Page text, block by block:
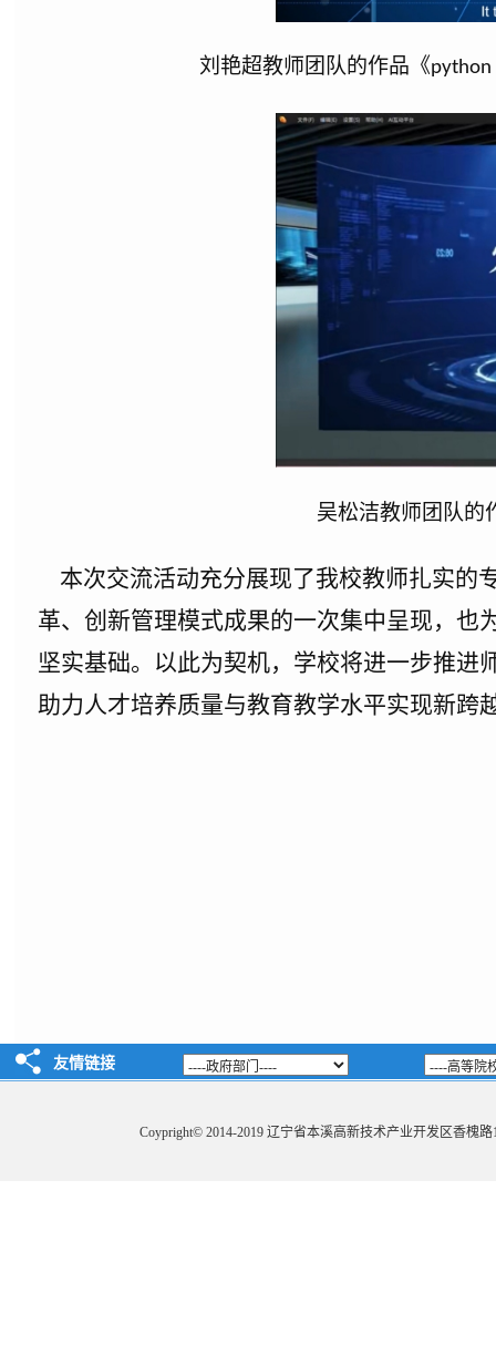
刘艳超教师团队的作品《python
吴松洁教师团队的
本次交流活动充分展现了我校教师扎实的
革、创新管理模式成果的一次集中呈现，也
坚实基础。以此为契机，学校将进一步推进
助力人才培养质量与教育教学水平实现新跨
友情链接
Coypright©2014-2019 辽宁省本溪高新技术产业开发区香槐